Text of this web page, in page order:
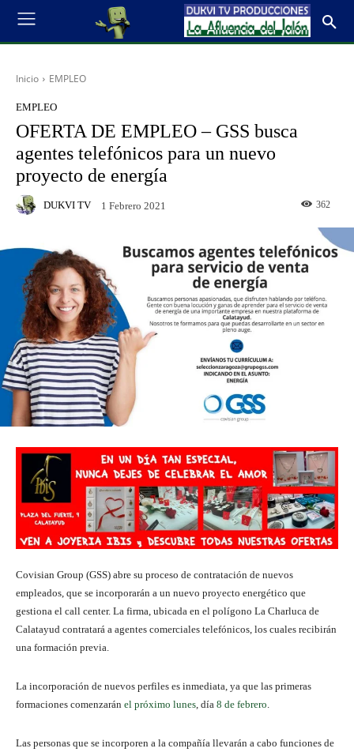
Inicio EMPLEO
EMPLEO
OFERTA DE EMPLEO – GSS busca
agentes telefónicos para un nuevo
proyecto de energía
DUKVI TV 1 Febrero 2021 362
Covisian Group (GSS) abre su proceso de contratación de nuevos
empleados, que se incorporarán a un nuevo proyecto energético que
gestiona el call center. La firma, ubicada en el polígono La Charluca de
Calatayud contratará a agentes comerciales telefónicos, los cuales recibirán
una formación previa.
La incorporación de nuevos perfiles es inmediata, ya que las primeras
formaciones comenzarán el próximo lunes , día 8 de febrero
Las personas que se incorporen a la compañía llevarán a cabo funciones de